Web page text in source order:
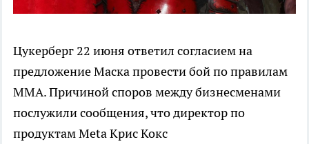
Цукерберг 22 июня ответил согласием на
предложение Маска провести бой по правилам
ММA. Причиной споров между бизнесменами
послужили сообщения, что директор по
продуктам Meta Крис Кокс